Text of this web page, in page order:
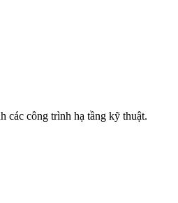
các công trình hạ tầng kỹ thuật.